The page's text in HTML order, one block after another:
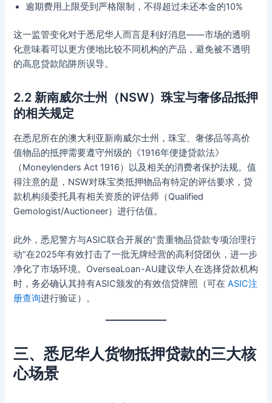
逾期费用上限受到严格限制，不得超过未还本金的10%
这一监管变化对于悉尼华人而言是利好消息——市场的透明
化意味着可以更方便地比较不同机构的产品，避免被不透明
的高息贷款陷阱所误导。
2.2 新南威尔士州（NSW）珠宝与奢侈品抵押
的相关规定
在悉尼所在的澳大利亚新南威尔士州，珠宝、奢侈品等高价
值物品的抵押需要遵守州级的《1916年便捷贷款法》
（Moneylenders Act 1916）以及相关的消费者保护法规。值
得注意的是，NSW对珠宝类抵押物品有特定的评估要求，贷
款机构须委托具有相关资质的评估师（Qualified
Gemologist/Auctioneer）进行估值。
此外，悉尼警方与ASIC联合开展的”贵重物品贷款专项治理行
动”在2025年有效打击了一批无牌经营的高利贷团伙，进一步
净化了市场环境。OverseaLoan-AU建议华人在选择贷款机构
时，务必确认其持有ASIC颁发的有效信贷牌照（可在 ASIC注
册查询进行验证）。
三、悉尼华人货物抵押贷款的三大核
心场景